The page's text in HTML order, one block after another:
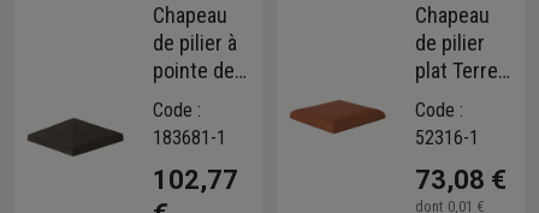
Chapeau
de pilier à
pointe de
diamant
Terreal
CP02 en
terre cuite
Code :
183681-1
102,77
Chapeau
de pilier
plat Terreal
CP11 en
terre cuite
Rouge - 36
x 36 cm
Code :
52316-1
73,08 €
dont 0,01 €